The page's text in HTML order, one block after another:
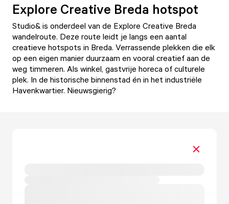
Explore Creative Breda hotspot
Studio& is onderdeel van de Explore Creative Breda
wandelroute. Deze route leidt je langs een aantal
creatieve hotspots in Breda. Verrassende plekken die elk
op een eigen manier duurzaam en vooral creatief aan de
weg timmeren. Als winkel, gastvrije horeca of culturele
plek. In de historische binnenstad én in het industriële
Havenkwartier. Nieuwsgierig?